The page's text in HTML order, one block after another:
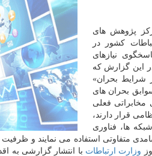
پژوهش های
كشور در
نیازهای
این گزارش كه
شرایط بحران»
بحران های
مخابراتی فعلی
قرار دارند،
ها، فناوری
متفاوتی استفاده می نمایند و
وزارت ارتباطات با انتشار گزارشی به